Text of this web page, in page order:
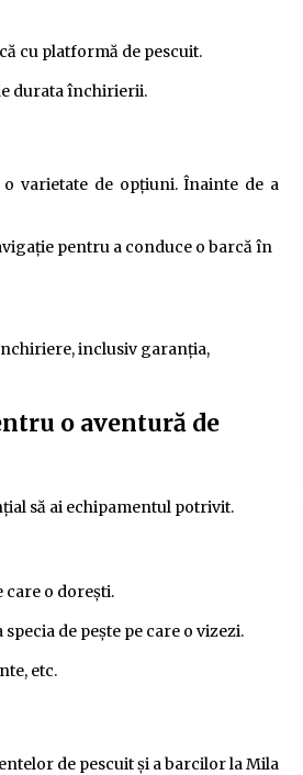
cu platformă de pescuit.
durata închirierii.
varietate de opțiuni. Înainte de a
pentru a conduce o barcă în
inclusiv garanția,
o aventură de
să ai echipamentul potrivit.
care o dorești.
de pește pe care o vizezi.
etc.
de pescuit și a barcilor la Mila